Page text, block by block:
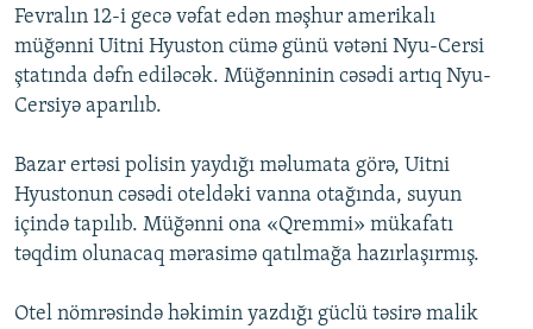
QANUNI DOĞRU
ARAŞDIRMA
MULTIMEDIA
FOTOQALEREYA
İNFOQRAFIKA
OXU ZALI
AZƏRBAYCAN ƏDƏBIYYATI KITABXANASI
İSLAM VƏ DEMOKRATIYA
İZ - MƏDƏNIYYƏT PROQRAMI
HAQQIMIZDA
MISSIYAMIZ
PEŞƏ ETIKASI VƏ JURNALISTIKA STANDARTLARIMIZ
MATERIALLARIMIZDAN ISTIFADƏ
BIZI IZLƏ
Fevralın 12-i gecə vəfat edən məşhur amerikalı
müğənni Uitni Hyuston cümə günü vətəni Nyu-Cersi
ştatında dəfn ediləcək. Müğənninin cəsədi artıq Nyu-
Cersiyə aparılıb.
Bazar ertəsi polisin yaydığı məlumata görə, Uitni
Hyustonun cəsədi oteldəki vanna otağında, suyun
içində tapılıb. Müğənni ona «Qremmi» mükafatı
təqdim olunacaq mərasimə qatılmağa hazırlaşırmış.
Otel nömrəsində həkimin yazdığı güclü təsirə malik